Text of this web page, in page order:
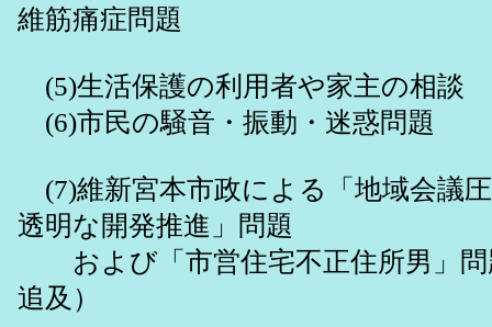
維筋痛症問題
(5)生活保護の利用者や家主の相談
(6)市民の騒音・振動・迷惑問題
(7)維新宮本市政による「地域会議
透明な開発推進」問題
および「市営住宅不正住所男」問
追及）